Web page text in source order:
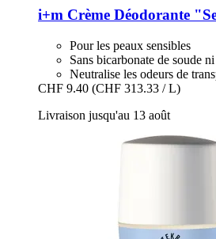
i+m Crème Déodorante
Pour les peaux sensibles
Sans bicarbonate de soude
Neutralise les odeurs de
CHF 9.40 (CHF 313.33 / L)
Livraison jusqu'au 13 août